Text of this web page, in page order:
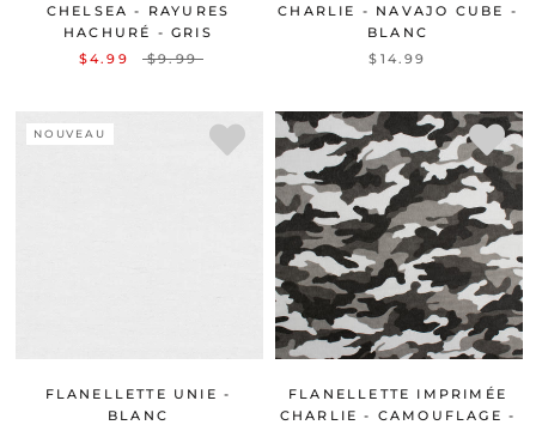
CHELSEA - RAYURES
HACHURÉ - GRIS
$4.99
$9.99
CHARLIE - NAVAJO CUBE -
BLANC
$14.99
NOUVEAU
FLANELLETTE UNIE -
BLANC
FLANELLETTE IMPRIMÉE
CHARLIE - CAMOUFLAGE -